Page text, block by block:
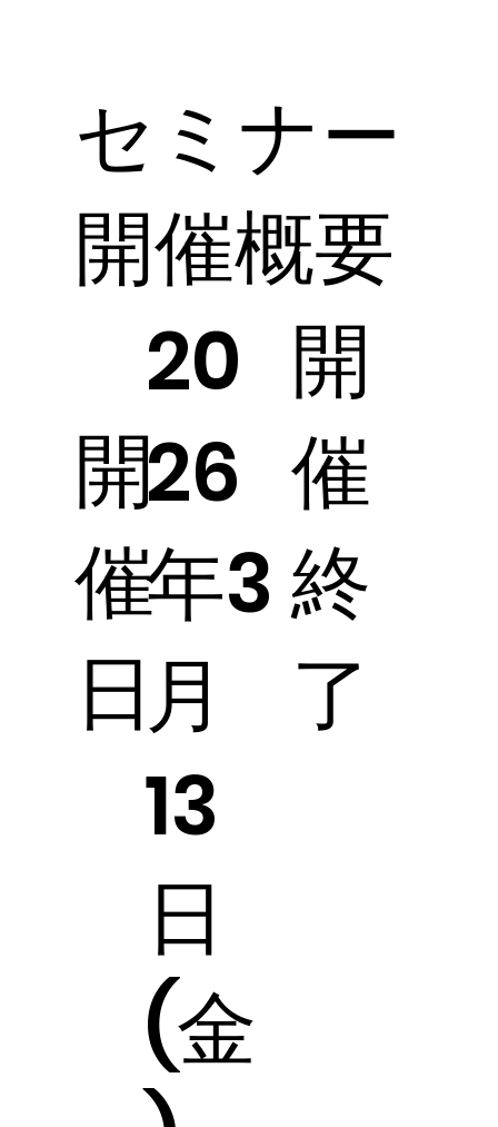
​セミナー
開催概要
開
催
日
20
26
年3
月
13
日
(金
開
催
終
了